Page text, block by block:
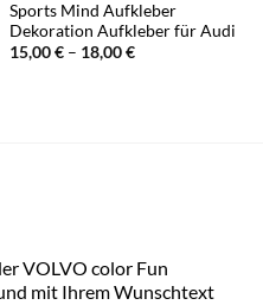
Sports Mind Aufkleber
Dekoration Aufkleber für Audi
15,00€ – 18,00€Preisspanne:
VOLVO color Fun
mit Ihrem Wunschtext